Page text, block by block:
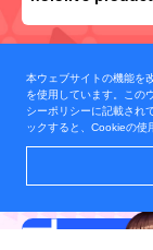
本ウェブサイトの機能を
を使用しています。この
シーポリシーに記載され
ックすると、Cookieの使
所属タレント